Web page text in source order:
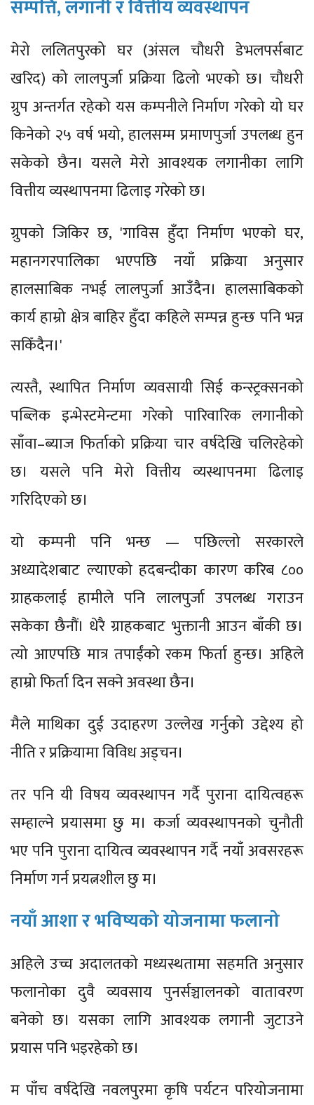
सम्पत्ति, लगानी र वित्तीय व्यवस्थापन
मेरो ललितपुरको घर (अंसल चौधरी डेभलपर्सबाट
खरिद) को लालपुर्जा प्रक्रिया ढिलो भएको छ। चौधरी
ग्रुप अन्तर्गत रहेको यस कम्पनीले निर्माण गरेको यो घर
किनेको २५ वर्ष भयो, हालसम्म प्रमाणपुर्जा उपलब्ध हुन
सकेको छैन। यसले मेरो आवश्यक लगानीका लागि
वित्तीय व्यस्थापनमा ढिलाइ गरेको छ।
ग्रुपको जिकिर छ, 'गाविस हुँदा निर्माण भएको घर,
महानगरपालिका भएपछि नयाँ प्रक्रिया अनुसार
हालसाबिक नभई लालपुर्जा आउँदैन। हालसाबिकको
कार्य हाम्रो क्षेत्र बाहिर हुँदा कहिले सम्पन्न हुन्छ पनि भन्न
सकिँदैन।'
त्यस्तै, स्थापित निर्माण व्यवसायी सिई कन्स्ट्रक्सनको
पब्लिक इन्भेस्टमेन्टमा गरेको पारिवारिक लगानीको
साँवा–ब्याज फिर्ताको प्रक्रिया चार वर्षदेखि चलिरहेको
छ। यसले पनि मेरो वित्तीय व्यस्थापनमा ढिलाइ
गरिदिएको छ।
यो कम्पनी पनि भन्छ — पछिल्लो सरकारले
अध्यादेशबाट ल्याएको हदबन्दीका कारण करिब ८००
ग्राहकलाई हामीले पनि लालपुर्जा उपलब्ध गराउन
सकेका छैनौं। धेरै ग्राहकबाट भुक्तानी आउन बाँकी छ।
त्यो आएपछि मात्र तपाईंको रकम फिर्ता हुन्छ। अहिले
हाम्रो फिर्ता दिन सक्ने अवस्था छैन।
मैले माथिका दुई उदाहरण उल्लेख गर्नुको उद्देश्य हो
नीति र प्रक्रियामा विविध अड्चन।
तर पनि यी विषय व्यवस्थापन गर्दै पुराना दायित्वहरू
सम्हाल्ने प्रयासमा छु म। कर्जा व्यवस्थापनको चुनौती
भए पनि पुराना दायित्व व्यवस्थापन गर्दै नयाँ अवसरहरू
निर्माण गर्न प्रयत्नशील छु म।
नयाँ आशा र भविष्यको योजनामा फलानो
अहिले उच्च अदालतको मध्यस्थतामा सहमति अनुसार
फलानोका दुवै व्यवसाय पुनर्सञ्चालनको वातावरण
बनेको छ। यसका लागि आवश्यक लगानी जुटाउने
प्रयास पनि भइरहेको छ।
म पाँच वर्षदेखि नवलपुरमा कृषि पर्यटन परियोजनामा